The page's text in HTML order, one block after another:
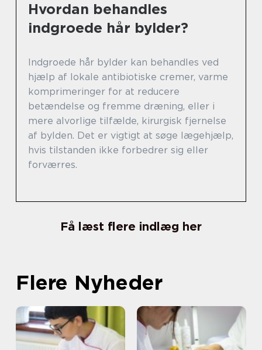
Hvordan behandles
indgroede hår bylder?
Indgroede hår bylder kan behandles ved
hjælp af lokale antibiotiske cremer, varme
komprimeringer for at reducere
betændelse og fremme dræning, eller i
mere alvorlige tilfælde, kirurgisk fjernelse
af bylden. Det er vigtigt at søge lægehjælp,
hvis tilstanden ikke forbedrer sig eller
forværres.
Få læst flere indlæg her
Flere Nyheder